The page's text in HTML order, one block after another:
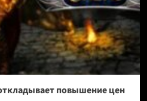
повышение цен